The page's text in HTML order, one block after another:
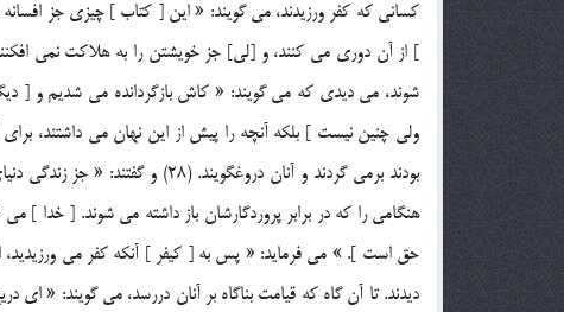
ولي چنين نيست ] بلکه آنچه را پيش از اين نهان مي داشتند،
هنگامي را که در برابر پروردگارشان باز داشته مي شوند. [ خدا ]
ديدند. تا آن گاه که قيامت بناگاه بر آنان دررسد، مي گويند: « اي